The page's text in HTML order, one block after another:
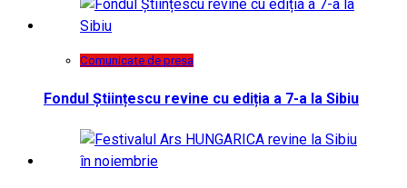
Comunicate de presa
Fondul Științescu revine cu ediția a 7-a la Sibiu